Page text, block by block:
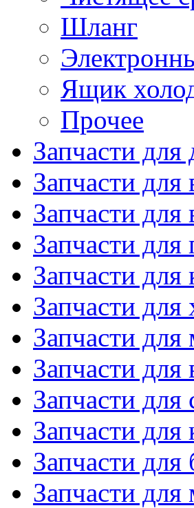
Шланг
Ящик
Прочее
Запчасти
Запчасти
Запчасти для
Запчасти для
Запчасти
Запчасти для
Запчасти
Запчасти для
Запчасти для
Запчасти
Запчасти для
Запчасти для